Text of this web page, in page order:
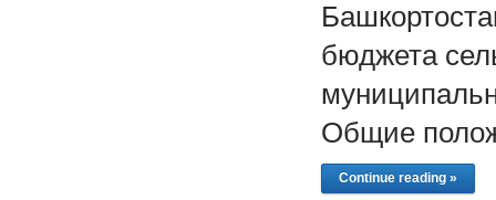
бюджета
Общие
Continue reading »